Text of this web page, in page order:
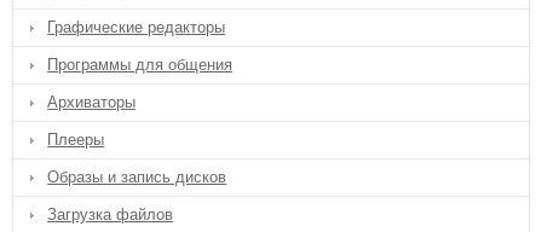
Графические редакторы
Программы для общения
Архиваторы
Плееры
Образы и запись дисков
Загрузка файлов